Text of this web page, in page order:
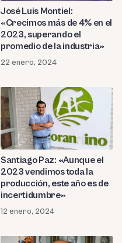
José Luis Montiel:
«Crecimos más de 4% en el
2023, superando el
promedio de la industria»
22 enero, 2024
Santiago Paz: «Aunque el
2023 vendimos toda la
producción, este año es de
incertidumbre»
12 enero, 2024